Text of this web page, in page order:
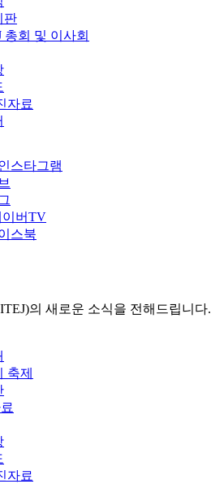
판
총회 및 이사회
자료
의 새로운 소식을 전해드립니다.
축제
자료